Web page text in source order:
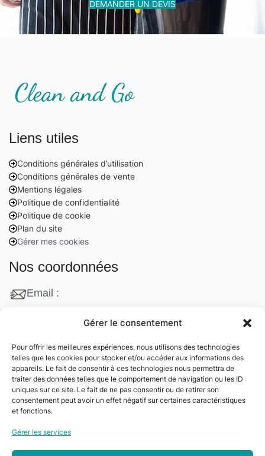
Gérer le consentement
Pour offrir les meilleures expériences, nous utilisons des technologies
telles que les cookies pour stocker et/ou accéder aux informations des
appareils. Le fait de consentir à ces technologies nous permettra de
traiter des données telles que le comportement de navigation ou les ID
uniques sur ce site. Le fait de ne pas consentir ou de retirer son
consentement peut avoir un effet négatif sur certaines caractéristiques
et fonctions.
Gérer les services
DEMANDER UN DEVIS
Liens utiles
Conditions générales d’utilisation
Conditions générales de vente
Mentions légales
Politique de confidentialité
Politique de cookie
Plan du site
Gérer mes cookies
Nos coordonnées
Email :
132 Rue Edouard Vaillant, 95870 Bezons, France
Téléphone :
+33 06 22 09 56 53
+33 06 24 78 76 77